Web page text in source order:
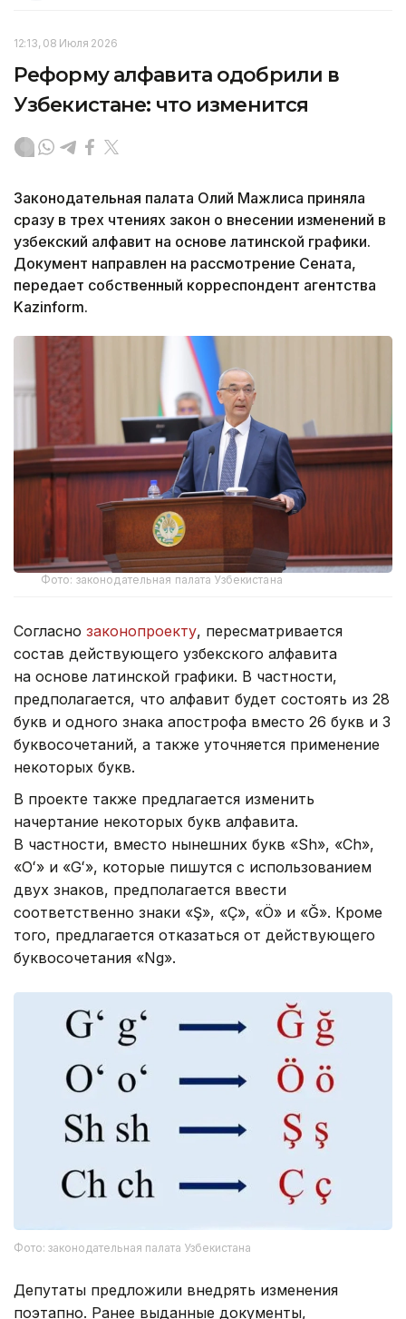
12:13, 08 Июля 2026
Реформу алфавита одобрили в
Узбекистане: что изменится
Законодательная палата Олий Мажлиса приняла
сразу в трех чтениях закон о внесении изменений в
узбекский алфавит на основе латинской графики.
Документ направлен на рассмотрение Сената,
передает собственный корреспондент агентства
Kazinform.
Фото: законодательная палата Узбекистана
Согласно законопроекту, пересматривается
состав действующего узбекского алфавита
на основе латинской графики. В частности,
предполагается, что алфавит будет состоять из 28
букв и одного знака апострофа вместо 26 букв и 3
буквосочетаний, а также уточняется применение
некоторых букв.
В проекте также предлагается изменить
начертание некоторых букв алфавита.
В частности, вместо нынешних букв «Sh», «Ch»,
«Oʻ» и «Gʻ», которые пишутся с использованием
двух знаков, предполагается ввести
соответственно знаки «Ş», «Ç», «Ö» и «Ğ». Кроме
того, предлагается отказаться от действующего
буквосочетания «Ng».
Фото: законодательная палата Узбекистана
Депутаты предложили внедрять изменения
поэтапно. Ранее выданные документы,